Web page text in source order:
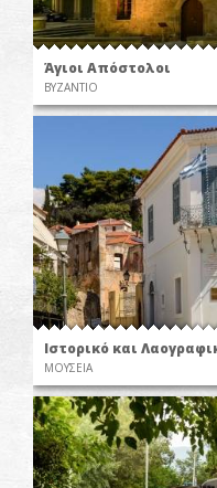
Άγιοι Απόστολοι
ΒΥΖΑΝΤΙΟ
Ιστορικό και
ΜΟΥΣΕΙΑ